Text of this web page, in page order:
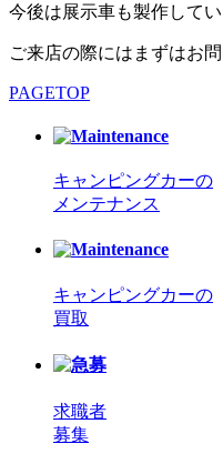
今後は展示車も製作してい
ご来店の際にはまずはお
PAGETOP
キャンピングカーの
メンテナンス
キャンピングカーの
買取
求職者
募集